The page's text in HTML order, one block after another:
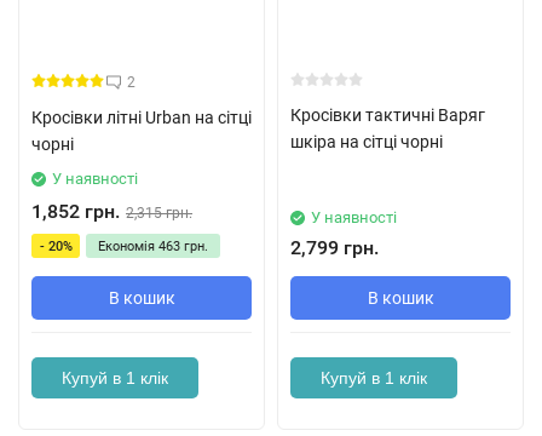
2
Кросівки літні Urban на сітці
чорні
У наявності
1,852 грн. 2,315 грн.
- 20% Економія 463 грн.
В кошик
Купуй в 1 клік
Кросівки тактичні Варяг
шкіра на сітці чорні
У наявності
2,799 грн.
В кошик
Купуй в 1 клік